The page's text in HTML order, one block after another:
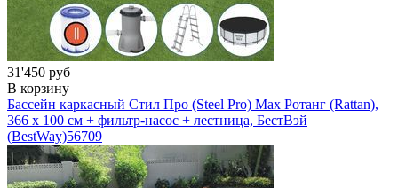
31'450 руб
В корзину
Бассейн каркасный Стил Про (Steel Pro) Мах Ротанг (Rattan),
366 х 100 см + фильтр-насос + лестница, БестВэй
(BestWay)56709